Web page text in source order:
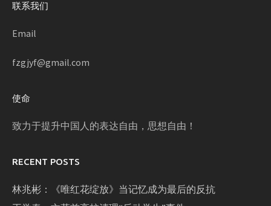
联系我们
Email
fzgjyf@gmail.com
使命
致力于提升中国人的表达自由，思想自由！
RECENT POSTS
林兆彬：《唯红花绽放》当记忆成为最后的反抗